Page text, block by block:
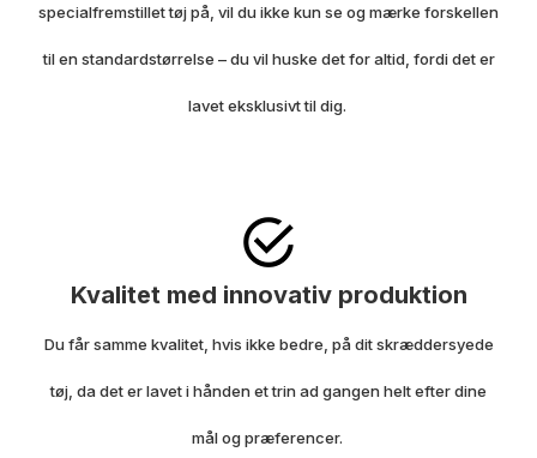
specialfremstillet tøj på, vil du ikke kun se og mærke forskellen
til en standardstørrelse – du vil huske det for altid, fordi det er
lavet eksklusivt til dig.
Kvalitet med innovativ produktion
Du får samme kvalitet, hvis ikke bedre, på dit skræddersyede
tøj, da det er lavet i hånden et trin ad gangen helt efter dine
mål og præferencer.